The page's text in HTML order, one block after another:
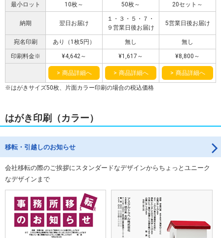
最小ロット 10枚～ 50枚～ 20セット～
納期 翌日お届け
１・３・５・７・
９営業日後お届け
5営業日後お届け
宛名印刷 あり（1枚5円） 無し 無し
印刷料金※ ¥4,642～ ¥1,617～ ¥8,800～
商品詳細へ 商品詳細へ 商品詳細へ
はがきサイズ50枚、片面カラー印刷の場合の税込価格
はがき印刷（カラー）
移転・引越しのお知らせ
会社移転の際のご挨拶にスタンダードなデザインからちょっとユニーク
なデザインまで